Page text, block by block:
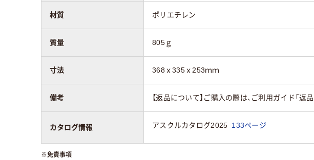
材質 ポリエチレン
質量 805ｇ
寸法 368ｘ335ｘ253ｍｍ
備考 【返品について】ご購入の際は、ご利用ガイド「返
カタログ情報 アスクルカタログ2025 133ページ
※免責事項